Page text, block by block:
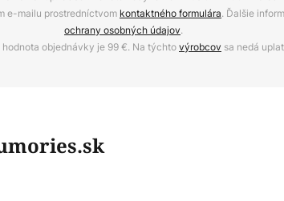
e-mailu prostredníctvom kontaktného formulára. Ďalšie
ochrany osobných údajov.
hodnota objednávky je 99 €. Na týchtovýrobcov sa nedá